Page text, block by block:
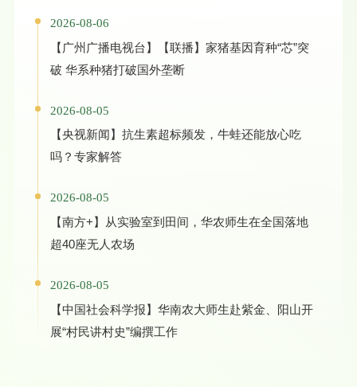
2026-08-06
【广州广播电视台】【联播】家猪基因育种“芯”突
破 华系种猪打破国外垄断
2026-08-05
【央视新闻】抗生素超标频发，牛蛙还能放心吃
吗？专家解答
2026-08-05
【南方+】从实验室到田间，华农师生在全国落地
超40座无人农场
2026-08-05
【中国社会科学报】华南农大师生赴紫金、阳山开
展“村民讲村史”编撰工作